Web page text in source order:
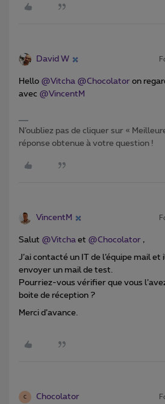
David W
Hello @Vitcha @Chocolator on
avec @VincentM
N’oubliez pas de cliquer sur «
réponse obtenue à votre question !
VincentM
Salut @Vitcha et @Chocolator ,
J’ai contacté un IT de l’équipe mail et
envoyer un mail de test.
Pourriez-vous vérifier que vous
boite de réception ?
Merci d’avance.
C Chocolator